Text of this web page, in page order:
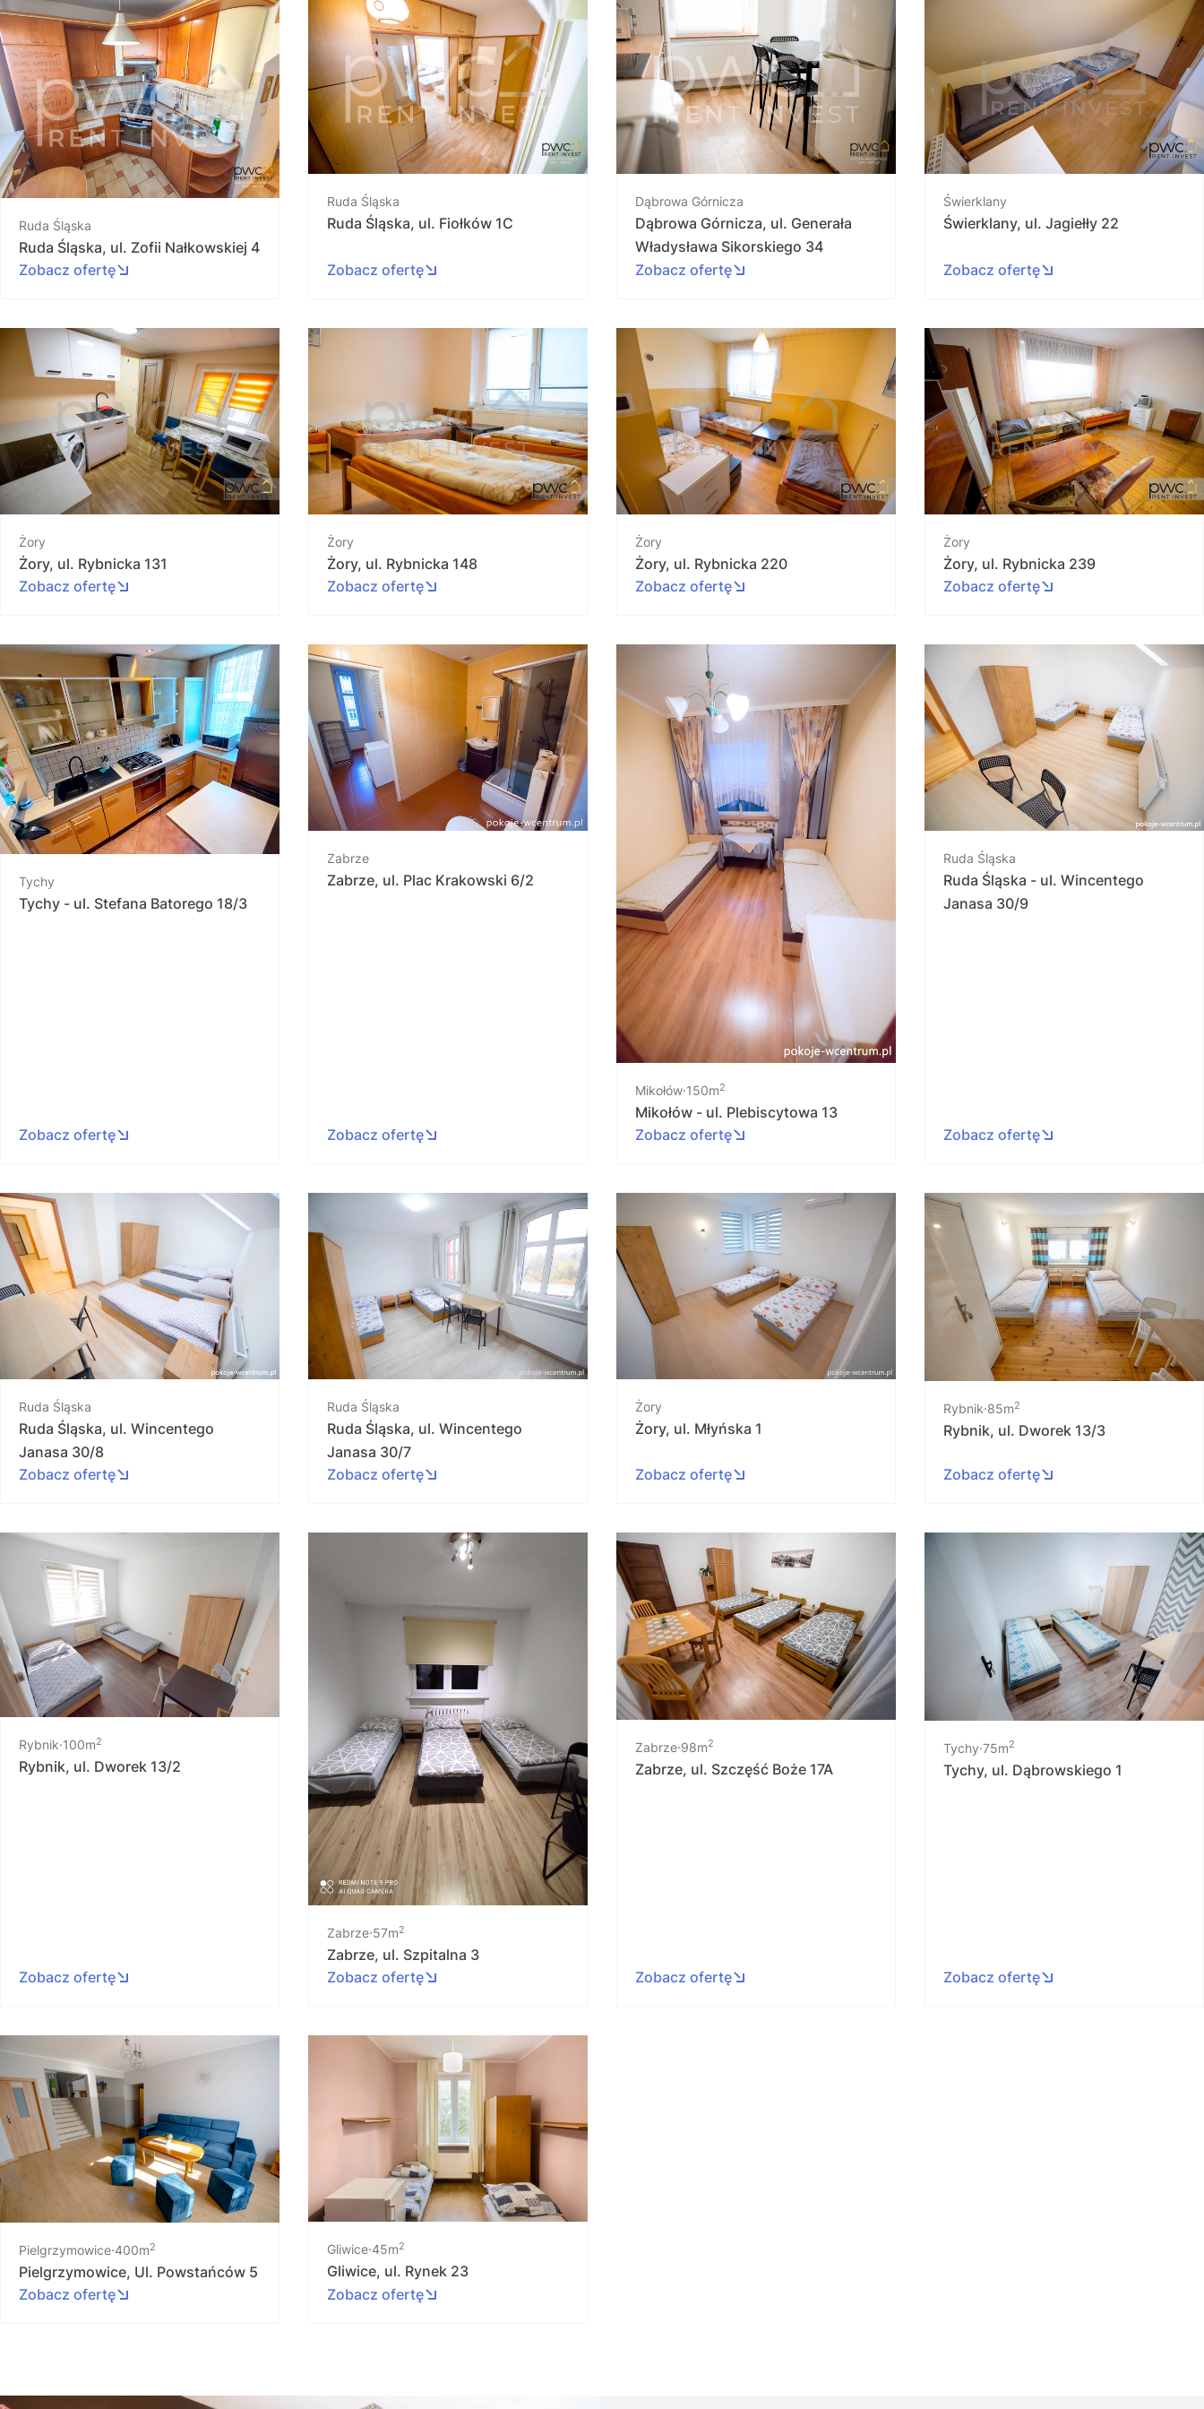
Ruda Śląska
Ruda Śląska, ul. Zofii Nałkowskiej 4
Zobacz ofertę
Ruda Śląska
Ruda Śląska, ul. Fiołków 1C
Zobacz ofertę
Dąbrowa Górnicza
Dąbrowa Górnicza, ul. Generała
Władysława Sikorskiego 34
Zobacz ofertę
Świerklany
Świerklany, ul. Jagiełły 22
Zobacz ofertę
Żory
Żory, ul. Rybnicka 131
Zobacz ofertę
Żory
Żory, ul. Rybnicka 148
Zobacz ofertę
Żory
Żory, ul. Rybnicka 220
Zobacz ofertę
Żory
Żory, ul. Rybnicka 239
Zobacz ofertę
Tychy
Tychy - ul. Stefana Batorego 18/3
Zobacz ofertę
Zabrze
Zabrze, ul. Plac Krakowski 6/2
Zobacz ofertę
Mikołów 150m2
Mikołów - ul. Plebiscytowa 13
Zobacz ofertę
Ruda Śląska
Ruda Śląska - ul. Wincentego
Janasa 30/9
Zobacz ofertę
Ruda Śląska
Ruda Śląska, ul. Wincentego
Janasa 30/8
Zobacz ofertę
Ruda Śląska
Ruda Śląska, ul. Wincentego
Janasa 30/7
Zobacz ofertę
Żory
Żory, ul. Młyńska 1
Zobacz ofertę
Rybnik 85m2
Rybnik, ul. Dworek 13/3
Zobacz ofertę
Rybnik 100m2
Rybnik, ul. Dworek 13/2
Zobacz ofertę
Zabrze 57m2
Zabrze, ul. Szpitalna 3
Zobacz ofertę
Zabrze 98m2
Zabrze, ul. Szczęść Boże 17A
Zobacz ofertę
Tychy 75m2
Tychy, ul. Dąbrowskiego 1
Zobacz ofertę
Pielgrzymowice 400m2
Pielgrzymowice, Ul. Powstańców 5
Zobacz ofertę
Gliwice 45m2
Gliwice, ul. Rynek 23
Zobacz ofertę